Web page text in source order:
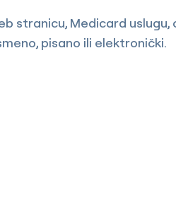
Medicard
pisano ili elektronički.